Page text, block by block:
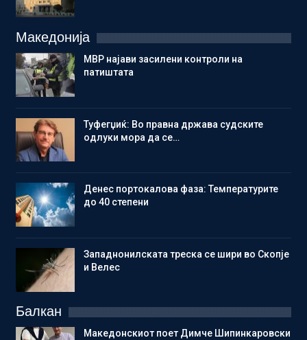
Македонија
МВР најави засилени контроли на
патиштата
Туфегџиќ: Во правна држава судските
одлуки мора да се…
Денес портокалова фаза: Температурите
до 40 степени
Западнонилската треска се шири во Скопје
и Велес
Балкан
Македонскиот поет Димче Шипинкаровски